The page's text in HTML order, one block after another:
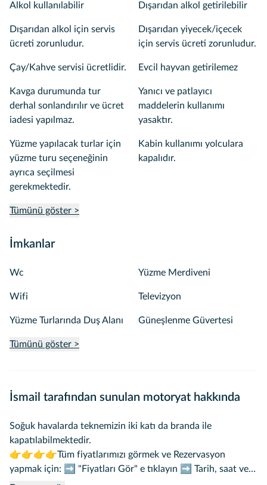
Alkol kullanılabilir Dışarıdan alkol getirilebilir
Dışarıdan alkol için servis
ücreti zorunludur.
Dışarıdan yiyecek/içecek
için servis ücreti zorunludur.
Çay/Kahve servisi ücretlidir. Evcil hayvan getirilemez
Kavga durumunda tur
derhal sonlandırılır ve ücret
iadesi yapılmaz.
Yanıcı ve patlayıcı
maddelerin kullanımı
yasaktır.
Yüzme yapılacak turlar için
yüzme turu seçeneğinin
ayrıca seçilmesi
gerekmektedir.
Kabin kullanımı yolculara
kapalıdır.
Tümünü göster >
İmkanlar
Wc Yüzme Merdiveni
Wifi Televizyon
Yüzme Turlarında Duş Alanı Güneşlenme Güvertesi
Tümünü göster >
İsmail tarafından sunulan motoryat hakkında
Soğuk havalarda teknemizin iki katı da branda ile
kapatılabilmektedir.
👉👉👉👉Tüm fiyatlarımızı görmek ve Rezervasyon
yapmak için: ➡️ "Fiyatları Gör" e tıklayın ➡️ Tarih, saat ve